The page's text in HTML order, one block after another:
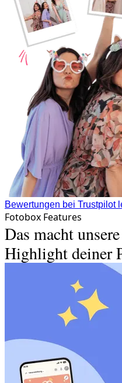
Bewertungen bei Trustpilot
Fotobox Features
Das macht
Highlight deiner